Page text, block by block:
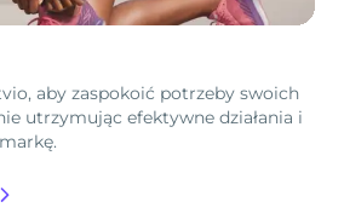
aby zaspokoić potrzeby swoich
utrzymując efektywne działania i